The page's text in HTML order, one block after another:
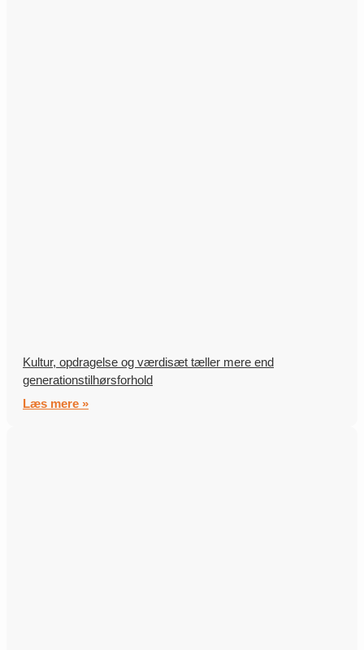
Kultur, opdragelse og værdisæt tæller mere end
generationstilhørsforhold
Læs mere »